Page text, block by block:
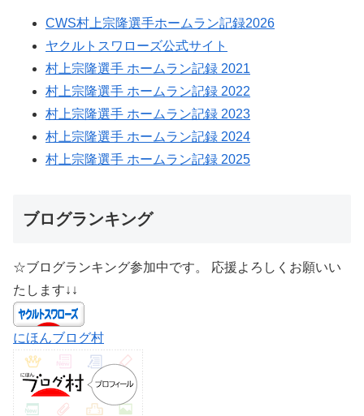
CWS村上宗隆選手ホームラン記録2026
ヤクルトスワローズ公式サイト
村上宗隆選手 ホームラン記録 2021
村上宗隆選手 ホームラン記録 2022
村上宗隆選手 ホームラン記録 2023
村上宗隆選手 ホームラン記録 2024
村上宗隆選手 ホームラン記録 2025
ブログランキング
☆ブログランキング参加中です。 応援よろしくお願いい
たします↓↓
にほんブログ村